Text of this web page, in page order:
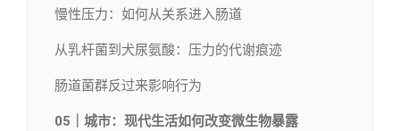
慢性压力：如何从关系进入肠道
从乳杆菌到犬尿氨酸：压力的代谢痕迹
肠道菌群反过来影响行为
05｜城市：现代生活如何改变微生物暴露